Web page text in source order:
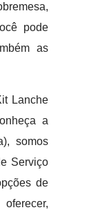
pode
as
Lanche
a
somos
Serviço
de